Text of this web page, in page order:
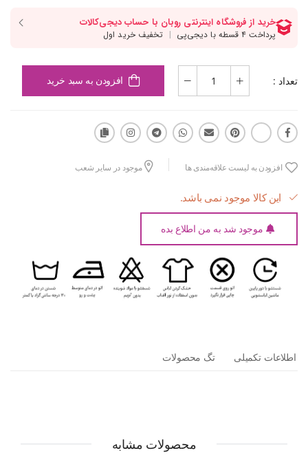
تعداد : افزودن به سبد خرید
افزودن به لیست علاقه‌مندی ها موجود در سایر شعب
این کالا موجود نمی باشد.
موجود شد به من اطلاع بده
اطلاعات تکمیلی تگ محصولات
محصولات مشابه